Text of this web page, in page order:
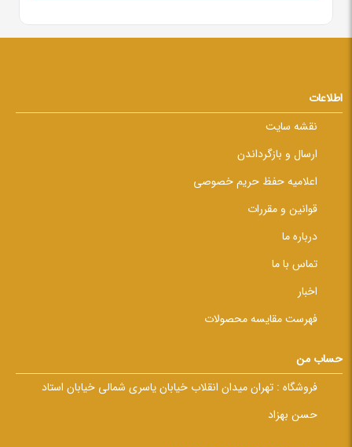
اطلاعات
نقشه سایت
ارسال و بازگرداندن
اعلامیه حفظ حریم خصوصی
قوانین و مقررات
درباره ما
تماس با ما
اخبار
فهرست مقایسه محصولات
حساب من
فروشگاه : تهران میدان انقلاب خیابان یاسری شمالی خیابان استاد
حسن بهزاد